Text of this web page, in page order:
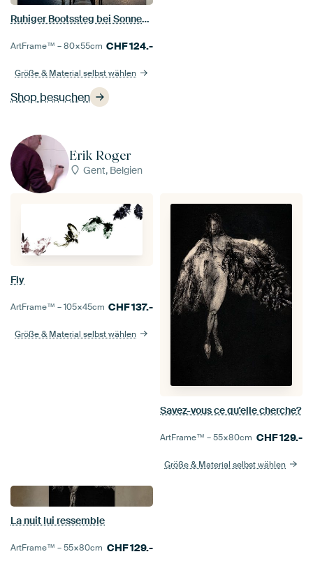
Shop besuchen
Ruhiger Bootssteg bei Sonnenuntergang in Neuseeland
ArtFrame™ –80×55cm CHF124.-
Größe & Material selbst wählen
Erik Roger
Gent, Belgien
Fly
ArtFrame™ –105×45cm CHF137.-
Größe & Material selbst wählen
Savez-vous ce qu'elle cherche?
ArtFrame™ –55×80cm CHF129.-
Größe & Material selbst wählen
La nuit lui ressemble
ArtFrame™ –55×80cm CHF129.-